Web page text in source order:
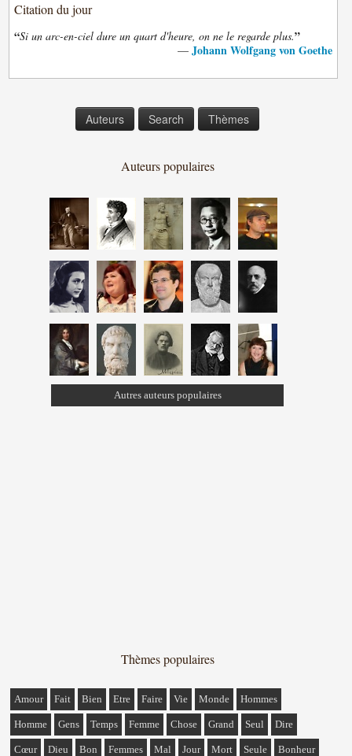
Citation du jour
“Si un arc-en-ciel dure un quart d'heure, on ne le regarde plus.”
— Johann Wolfgang von Goethe
Auteurs Search Thèmes
Auteurs populaires
Autres auteurs populaires
Thèmes populaires
Amour Fait Bien Etre Faire Vie Monde Hommes
Homme Gens Temps Femme Chose Grand Seul Dire
Cœur Dieu Bon Femmes Mal Jour Mort Seule Bonheur